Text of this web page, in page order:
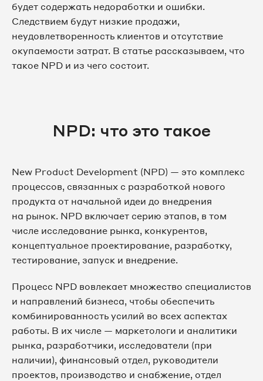
будет содержать недоработки и ошибки.
Следствием будут низкие продажи,
неудовлетворенность клиентов и отсутствие
окупаемости затрат. В статье рассказываем, что
такое NPD и из чего состоит.
NPD: что это такое
New Product Development (NPD) — это комплекс
процессов, связанных с разработкой нового
продукта от начальной идеи до внедрения
на рынок. NPD включает серию этапов, в том
числе исследование рынка, конкурентов,
концептуальное проектирование, разработку,
тестирование, запуск и внедрение.
Процесс NPD вовлекает множество специалистов
и направлений бизнеса, чтобы обеспечить
комбинированность усилий во всех аспектах
работы. В их числе — маркетологи и аналитики
рынка, разработчики, исследователи (при
наличии), финансовый отдел, руководители
проектов, производство и снабжение, отдел